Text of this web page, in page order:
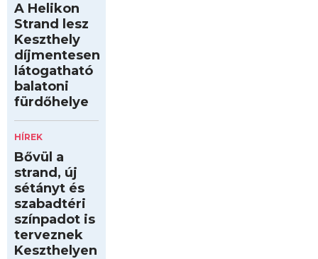
A Helikon
Strand lesz
Keszthely
díjmentesen
látogatható
balatoni
fürdőhelye
HÍREK
Bővül a
strand, új
sétányt és
szabadtéri
színpadot is
terveznek
Keszthelyen